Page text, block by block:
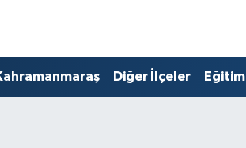
Diğer İlçeler Eğitim